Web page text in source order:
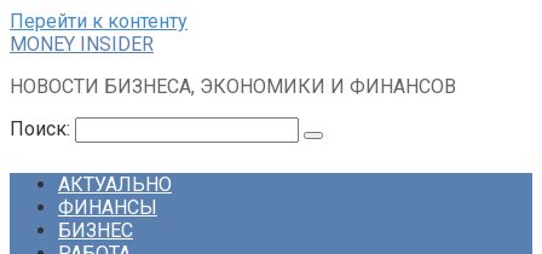
Перейти к контенту
MONEY INSIDER
НОВОСТИ БИЗНЕСА, ЭКОНОМИКИ И ФИНАНСОВ
Поиск:
АКТУАЛЬНО
ФИНАНСЫ
БИЗНЕС